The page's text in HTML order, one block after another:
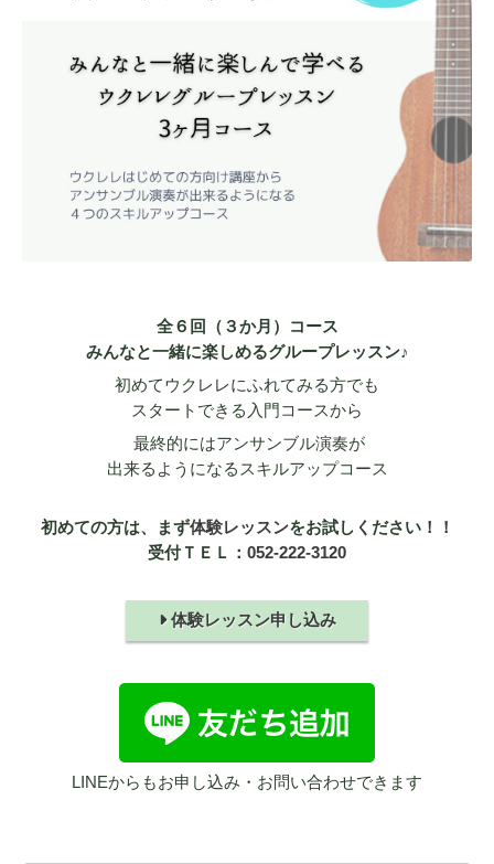
全６回（３か月）コース
みんなと一緒に楽しめるグループレッスン♪
初めてウクレレにふれてみる方でも
スタートできる入門コースから
最終的にはアンサンブル演奏が
出来るようになるスキルアップコース
初めての方は、まず体験レッスンをお試しください！！
受付ＴＥＬ： 052-222-3120
体験レッスン申し込み
LINEからもお申し込み・お問い合わせできます